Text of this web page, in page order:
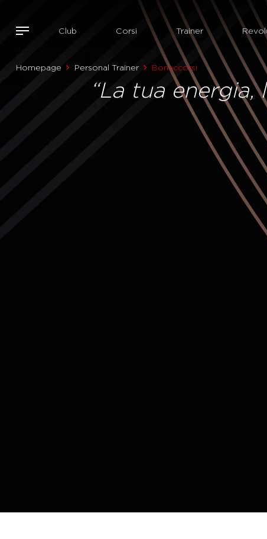
Club Corsi Trainer
Homepage Personal Trainer Bonaccorsi
“La tua